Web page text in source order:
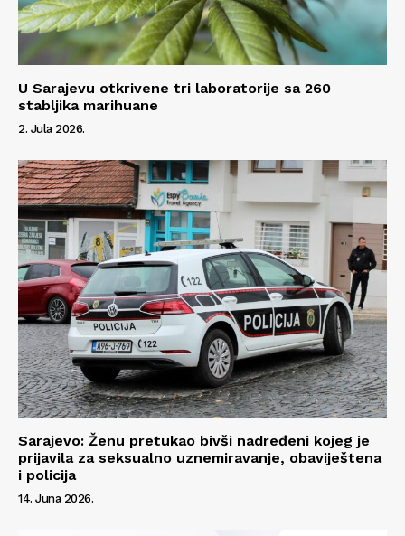
U Sarajevu otkrivene tri laboratorije sa 260
stabljika marihuane
2. Jula 2026.
Sarajevo: Ženu pretukao bivši nadređeni kojeg je
prijavila za seksualno uznemiravanje, obaviještena
i policija
14. Juna 2026.